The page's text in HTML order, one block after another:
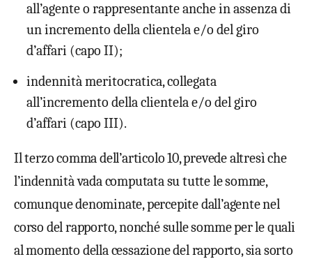
all’agente o rappresentante anche in assenza di
un incremento della clientela e/o del giro
d’affari (capo II);
indennità meritocratica, collegata
all’incremento della clientela e/o del giro
d’affari (capo III).
Il terzo comma dell’articolo 10, prevede altresì che
l’indennità vada computata su tutte le somme,
comunque denominate, percepite dall’agente nel
corso del rapporto, nonché sulle somme per le quali
al momento della cessazione del rapporto, sia sorto